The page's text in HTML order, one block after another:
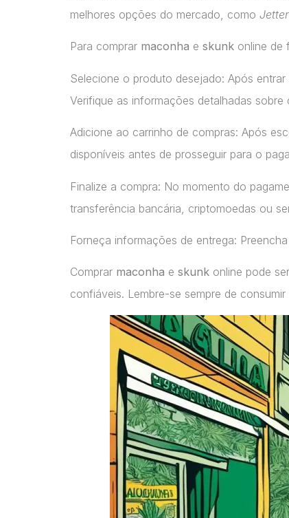
melhores opções do mercado, como
Para comprar maconha e skunk online de
Selecione o produto desejado: Após
Verifique as informações detalhadas
Adicione ao carrinho de compras: Após
disponíveis antes de prosseguir para o
Finalize a compra: No momento do
transferência bancária, criptomoedas ou
Forneça informações de entrega:
Comprar maconha e skunk online pode
confiáveis. Lembre-se sempre de